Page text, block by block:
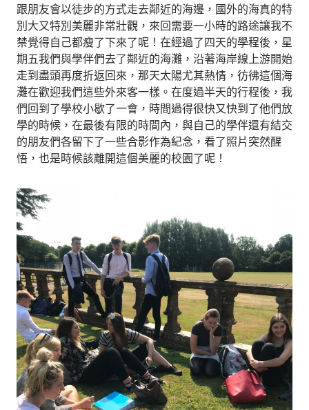
跟朋友會以徒步的方式走去鄰近的海邊，國外的海真的特
別大又特別美麗非常壯觀，來回需要一小時的路途讓我不
禁覺得自己都瘦了下來了呢！在經過了四天的學程後，星
期五我們與學伴們去了鄰近的海灘，沿著海岸線上游開始
走到盡頭再度折返回來，那天太陽尤其熱情，彷彿這個海
灘在歡迎我們這些外來客一樣。在度過半天的行程後，我
們回到了學校小歇了一會，時間過得很快又快到了他們放
學的時候，在最後有限的時間內，與自己的學伴還有結交
的朋友們各留下了一些合影作為紀念，看了照片突然醒
悟，也是時候該離開這個美麗的校園了呢！